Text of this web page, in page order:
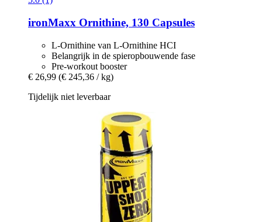
ironMaxx Ornithine, 130 Capsules
L-Ornithine van L-Ornithine HCI
Belangrijk in de spieropbouwende fase
Pre-workout booster
€ 26,99 (€ 245,36 / kg)
Tijdelijk niet leverbaar